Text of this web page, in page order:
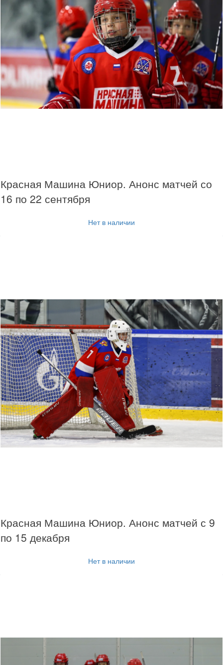
Красная Машина Юниор. Анонс матчей со
16 по 22 сентября
Нет в наличии
Красная Машина Юниор. Анонс матчей с 9
по 15 декабря
Нет в наличии